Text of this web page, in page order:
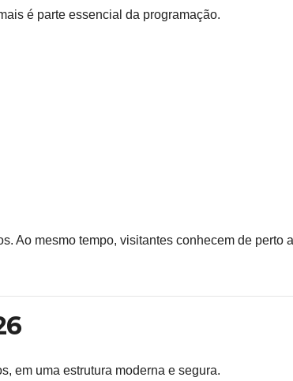
é parte essencial da programação.
Ao mesmo tempo, visitantes conhecem de perto a
em uma estrutura moderna e segura.